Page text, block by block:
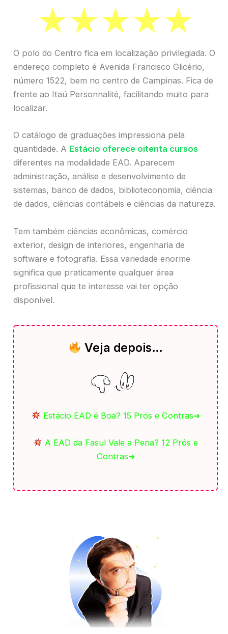
O polo do Centro fica em localização privilegiada. O
endereço completo é Avenida Francisco Glicério,
número 1522, bem no centro de Campinas. Fica de
frente ao Itaú Personnalité, facilitando muito para
localizar.
O catálogo de graduações impressiona pela
quantidade. A Estácio oferece oitenta cursos
diferentes na modalidade EAD. Aparecem
administração, análise e desenvolvimento de
sistemas, banco de dados, biblioteconomia, ciência
de dados, ciências contábeis e ciências da natureza.
Tem também ciências econômicas, comércio
exterior, design de interiores, engenharia de
software e fotografia. Essa variedade enorme
significa que praticamente qualquer área
profissional que te interesse vai ter opção
disponível.
Veja depois…
Estácio EAD é Boa? 15 Prós e Contras➜
A EAD da Fasul Vale a Pena? 12 Prós e
Contras➜